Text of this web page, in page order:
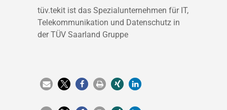
tüv.tekit ist das Spezialunternehmen für IT,
Telekommunikation und Datenschutz in
der TÜV Saarland Gruppe